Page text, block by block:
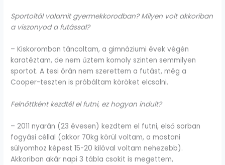
Sportoltál valamit gyermekkorodban? Milyen volt akkoriban
a viszonyod a futással?
– Kiskoromban táncoltam, a gimnáziumi évek végén
karatéztam, de nem űztem komoly szinten semmilyen
sportot. A tesi órán nem szerettem a futást, még a
Cooper-teszten is próbáltam köröket elcsalni.
Felnőttként kezdtél el futni, ez hogyan indult?
– 2011 nyarán (23 évesen) kezdtem el futni, első sorban
fogyási céllal (akkor 70kg körül voltam, a mostani
súlyomhoz képest 15-20 kilóval voltam nehezebb).
Akkoriban akár napi 3 tábla csokit is megettem,